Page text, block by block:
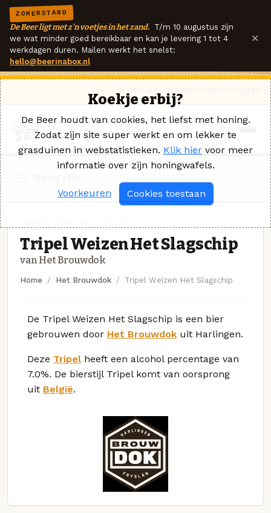
ZOMERSTAND
De Beer ligt met z'n voetjes in het zand. T/m 10 augustus zijn
we wat minder goed bereikbaar en kan je levering 1 tot 4
werkdagen duren. Mailen werkt het snelst:
hello@beerinabox.nl
×
Tripel Weizen Het Slagschip
van Het Brouwdok
Home Het Brouwdok Tripel Weizen Het Slagschip
De Tripel Weizen Het Slagschip is een bier
gebrouwen door Het Brouwdok uit Harlingen.
Deze Tripel heeft een alcohol percentage van
7.0%. De bierstijl Tripel komt van oorsprong
uit België.
Koekje erbij?
De Beer houdt van cookies, het liefst met honing.
Zodat zijn site super werkt en om lekker te
grasduinen in webstatistieken. Klik hier voor meer
informatie over zijn honingwafels.
Voorkeuren Cookies toestaan